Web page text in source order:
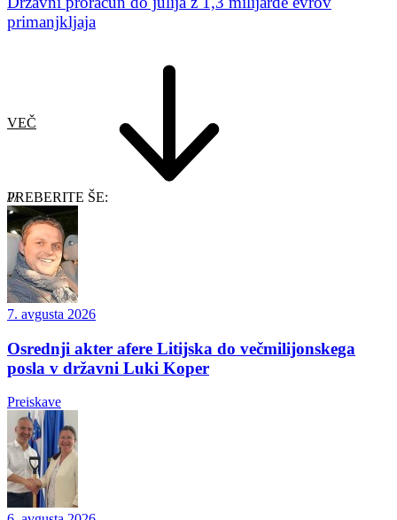
primanjkljaja
VEČ
PREBERITE ŠE:
7. avgusta 2026
Osrednji akter afere Litijska do večmilijonskega
posla v državni Luki Koper
Preiskave